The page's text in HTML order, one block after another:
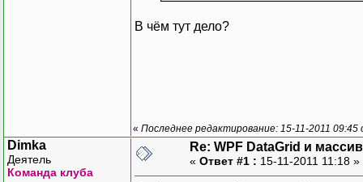
В чём тут дело?
« Последнее редактирование: 15-11-2011 09:45
Dimka
Деятель
Команда клуба
Re: WPF DataGrid и
« Ответ #1 : 15-11-2011 11:18 »